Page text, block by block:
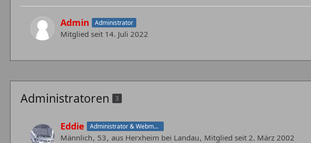
Admin Administrator
Mitglied seit 14. Juli 2022
Administratoren 3
Eddie Administrator & Webmaster
Männlich 53 aus Herxheim bei Landau Mitglied seit 2. März 2002